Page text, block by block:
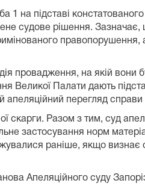
1 на підставі
судове рішення.
правопорушення,
провадження, на якій вони
Великої Палати дають
апеляційний перегляд
Разом з тим, суд
застосування норм
раніше, якщо визнає
Апеляційного суду